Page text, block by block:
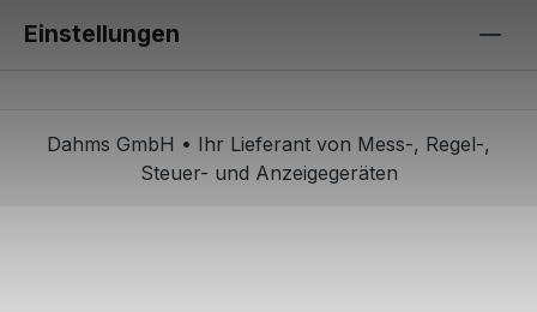
Einstellungen
Dahms GmbH • Ihr Lieferant von Mess-, Regel-,
Steuer- und Anzeigegeräten